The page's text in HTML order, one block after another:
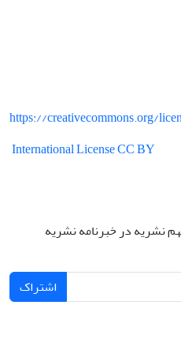
https://creativecommons.org/
International License CC BY
نشریه در خبرنامه نشریه
اشتراک